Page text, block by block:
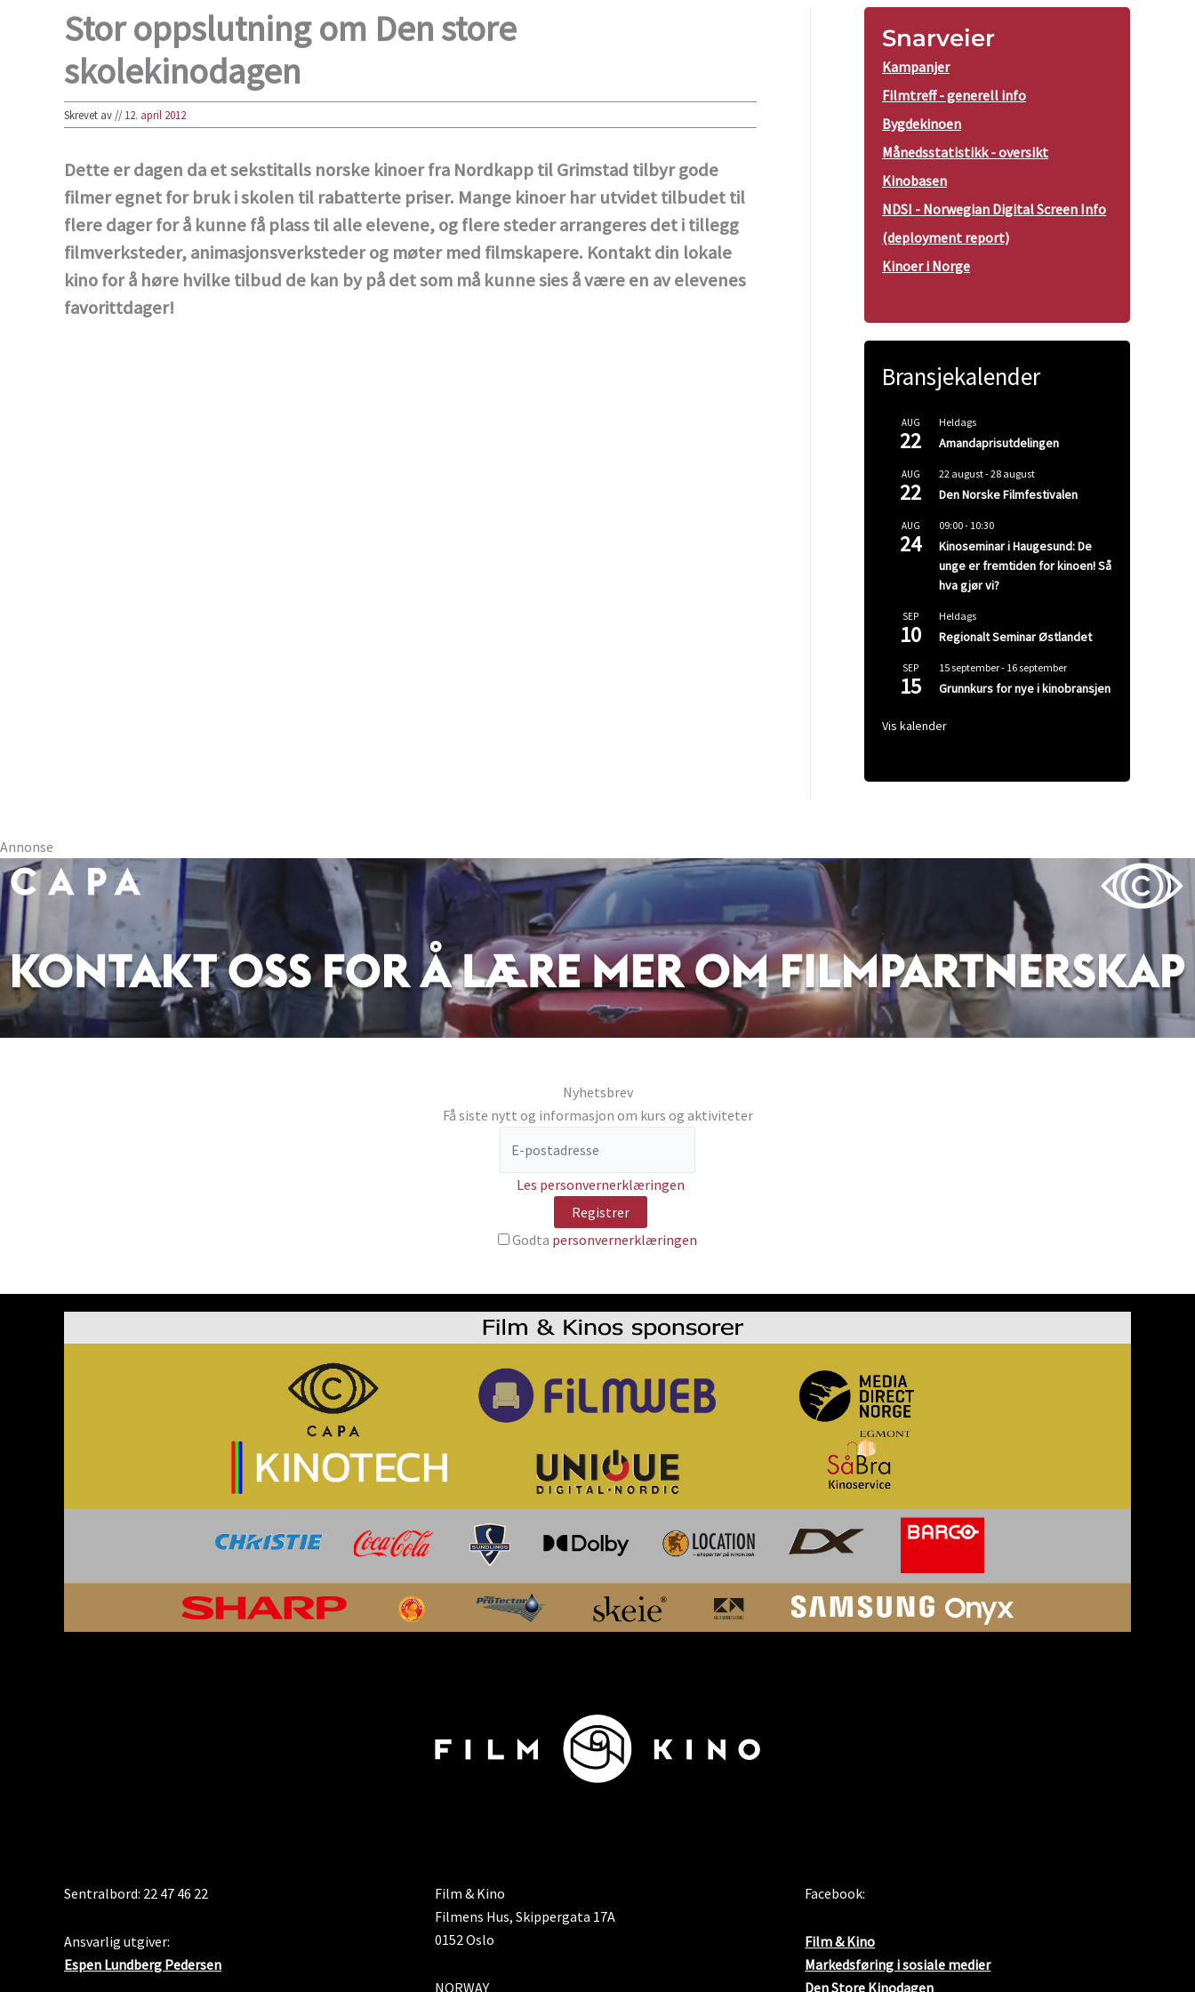
Stor oppslutning om Den store
skolekinodagen
Skrevet av//12. april 2012
Dette er dagen da et sekstitalls norske kinoer fra Nordkapp til Grimstad tilbyr gode
filmer egnet for bruk i skolen til rabatterte priser. Mange kinoer har utvidet tilbudet til
flere dager for å kunne få plass til alle elevene, og flere steder arrangeres det i tillegg
filmverksteder, animasjonsverksteder og møter med filmskapere. Kontakt din lokale
kino for å høre hvilke tilbud de kan by på det som må kunne sies å være en av elevenes
favorittdager!
Snarveier
Kampanjer
Filmtreff - generell info
Bygdekinoen
Månedsstatistikk - oversikt
Kinobasen
NDSI - Norwegian Digital Screen Info
(deployment report)
Kinoer i Norge
Bransjekalender
AUG
22
Heldags
Amandaprisutdelingen
AUG
22
22 august-28 august
Den Norske Filmfestivalen
AUG
24
09:00- 10:30
Kinoseminar i Haugesund: De
unge er fremtiden for kinoen! Så
hva gjør vi?
SEP
10
Heldags
Regionalt Seminar Østlandet
SEP
15
15 september- 16 september
Grunnkurs for nye i kinobransjen
Vis kalender
Annonse
Nyhetsbrev
Få siste nytt og informasjon om kurs og aktiviteter
Les personvernerklæringen
Godta personvernerklæringen
Sentralbord: 22 47 46 22
Ansvarlig utgiver:
Espen Lundberg Pedersen
Film & Kino
Filmens Hus, Skippergata 17A
0152 Oslo
NORWAY
Facebook:
Film & Kino
Markedsføring i sosiale medier
Den Store Kinodagen